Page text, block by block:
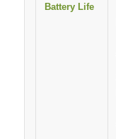
Battery Life